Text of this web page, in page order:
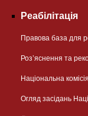
Реабілітація
Правова база для
Розʼяснення та
Національна
Огляд засідань